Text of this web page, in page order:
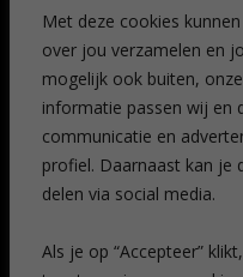
Met deze cookies
over jou verzamelen en
mogelijk ook buiten,
informatie passen wij en
communicatie en
profiel. Daarnaast kan je
delen via social media.
Als je op “Accepteer”
Leiden
Amsterdam
Breda
Favorieten
Mijn art alert
NIEUWSBRIEF